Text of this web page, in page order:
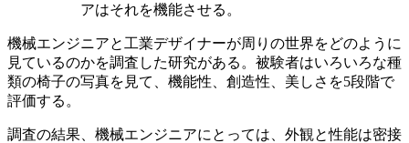
アはそれを機能させる。
機械エンジニアと工業デザイナーが周りの世界をどのように
見ているのかを調査した研究がある。被験者はいろいろな種
類の椅子の写真を見て、機能性、創造性、美しさを5段階で
評価する。
調査の結果、機械エンジニアにとっては、外観と性能は密接